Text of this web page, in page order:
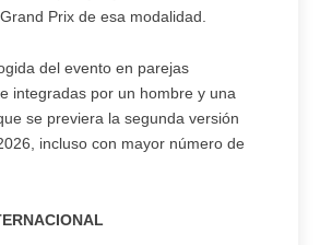
Prix de esa modalidad.
del evento en parejas
integradas por un hombre y una
se previera la segunda versión
incluso con mayor número de